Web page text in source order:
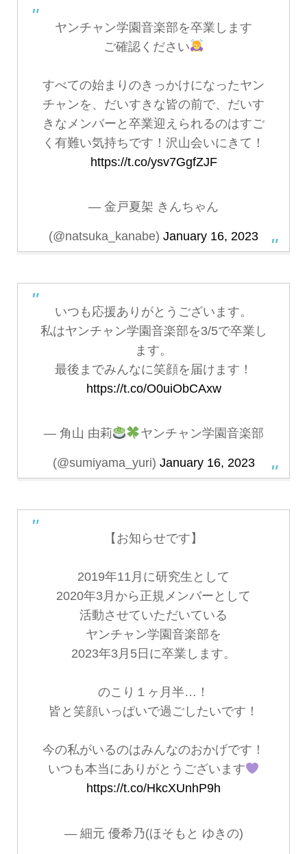
ヤンチャン学園音楽部を卒業します
ご確認ください
すべての始まりのきっかけになったヤン
チャンを、だいすきな皆の前で、だいす
きなメンバーと卒業迎えられるのはすご
く有難い気持ちです！沢山会いにきて！
https://t.co/ysv7GgfZJF
— 金戸夏架 きんちゃん
(@natsuka_kanabe) January 16, 2023
いつも応援ありがとうございます。
私はヤンチャン学園音楽部を3/5で卒業し
ます。
最後までみんなに笑顔を届けます！
https://t.co/O0uiObCAxw
— 角山 由莉 ヤンチャン学園音楽部
(@sumiyama_yuri) January 16, 2023
【お知らせです】
2019年11月に研究生として
2020年3月から正規メンバーとして
活動させていただいている
ヤンチャン学園音楽部を
2023年3月5日に卒業します。
のこり１ヶ月半…！
皆と笑顔いっぱいで過ごしたいです！
今の私がいるのはみんなのおかげです！
いつも本当にありがとうございます
https://t.co/HkcXUnhP9h
— 細元 優希乃(ほそもと ゆきの)